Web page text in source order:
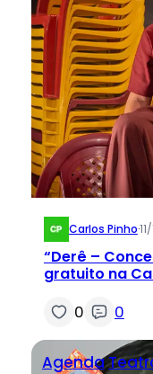
Carlos Pinho·
“Derê –
gratuito na
0 0
Agenda